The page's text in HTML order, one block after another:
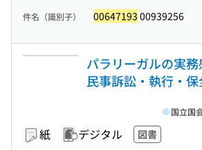
件名（識別子） 00647193 00939256
パラリーガルの実
民事訴訟・執行・保
紙 デジタル 図書
国立国